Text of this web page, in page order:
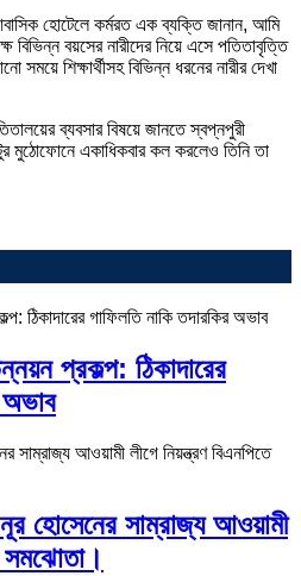
হোটেলে কর্মরত এক ব্যক্তি জানান, আমি
বিভিন্ন বয়সের নারীদের নিয়ে এসে পতিতাবৃত্তি
শিক্ষার্থীসহ বিভিন্ন ধরনের নারীর দেখা
ব্যবসার বিষয়ে জানতে স্বপ্নপুরী
মুঠোফোনে একাধিকবার কল করলেও তিনি তা
প্রকল্প: ঠিকাদারের
অভাব
নূর হোসেনের সাম্রাজ্য আওয়ামী
সমঝোতা।